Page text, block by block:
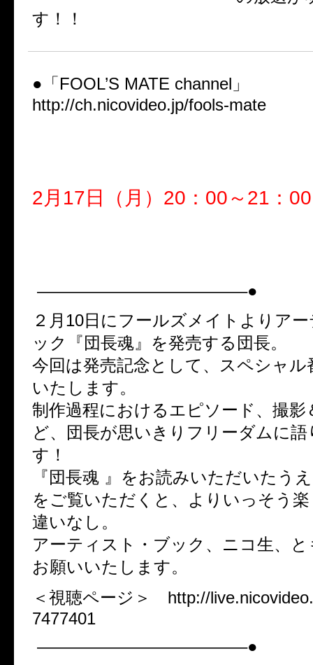
す！！
●「FOOL’S MATE channel」
http://ch.nicovideo.jp/fools-mate
2月17日（月）20：00～21：00
————————————–●
２月10日にフールズメイトよりア
ック『団長魂』を発売する団長。
今回は発売記念として、スペシャル
いたします。
制作過程におけるエピソード、撮影
ど、団長が思いきりフリーダムに
す！
『団長魂 』をお読みいただいたう
をご覧いただくと、よりいっそう
違いなし。
アーティスト・ブック、ニコ生、
お願いいたします。
＜視聴ページ＞ http://
7477401
————————————–●